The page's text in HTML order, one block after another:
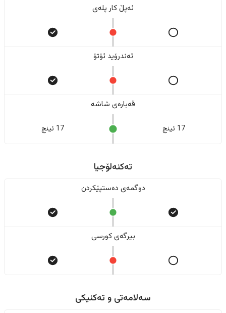
ئەپڵ کار پلەی
ئەندرۆید ئۆتۆ
قەبارەی شاشە
17 ئینج 17 ئینج
تەکنەلۆجیا
دوگمەی دەستپێکردن
بیرگەی کورسی
سەلامەتی و تەکنیکی